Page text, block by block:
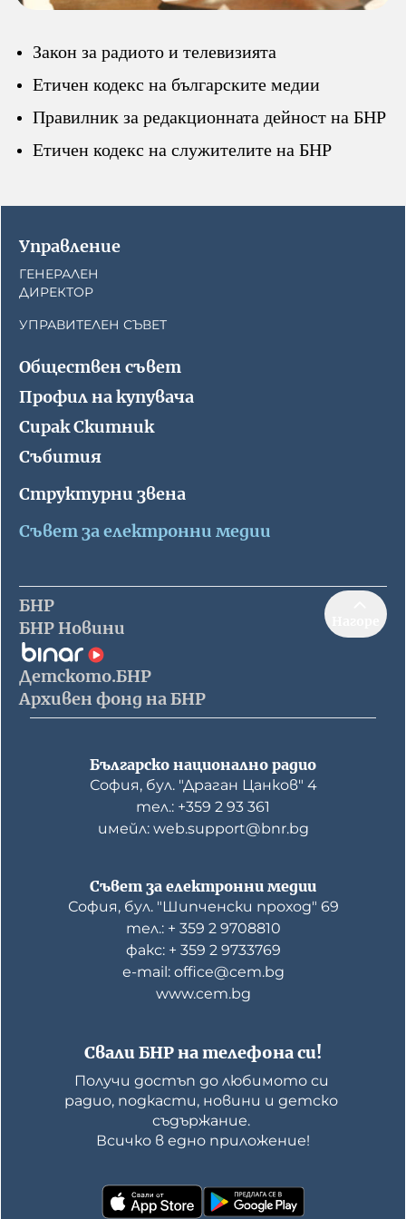
Профил на купувача
Стратегически документи
Правилници
Протоколи
Отчети
Рекламни тарифи
Формуляр за медийно
партньорство
Работа в БНР
Контакти
Търгове
Съвет за електронни медии
БНР Новини
Архивен фонд на БНР
Закон за радиото и телевизията
Етичен кодекс на българските медии
Правилник за редакционната дейност на БНР
Етичен кодекс на служителите на БНР
Управление
ГЕНЕРАЛЕН
ДИРЕКТОР
УПРАВИТЕЛЕН СЪВЕТ
Обществен съвет
Профил на купувача
Сирак Скитник
Събития
Структурни звена
Съвет за електронни медии
БНР
БНР Новини
Детското.БНР
Архивен фонд на БНР
Българско национално радио
София, бул. "Драган Цанков" 4
тел.: +359 2 93 361
имейл: web.support@bnr.bg
Свали БНР на телефона си!
Получи достъп до любимото си
радио, подкасти, новини и детско
съдържание.
Всичко в едно приложение!
Съвет за електронни медии
София, бул. "Шипченски проход" 69
тел.: + 359 2 9708810
факс: + 359 2 9733769
е-mail: office@cem.bg
www.cem.bg